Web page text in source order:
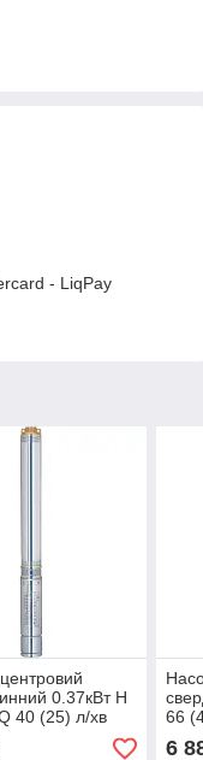
- LiqPay
0.37кВт H
40 (25) л/хв
2.5SDm1.8/24
66
Ø66
6